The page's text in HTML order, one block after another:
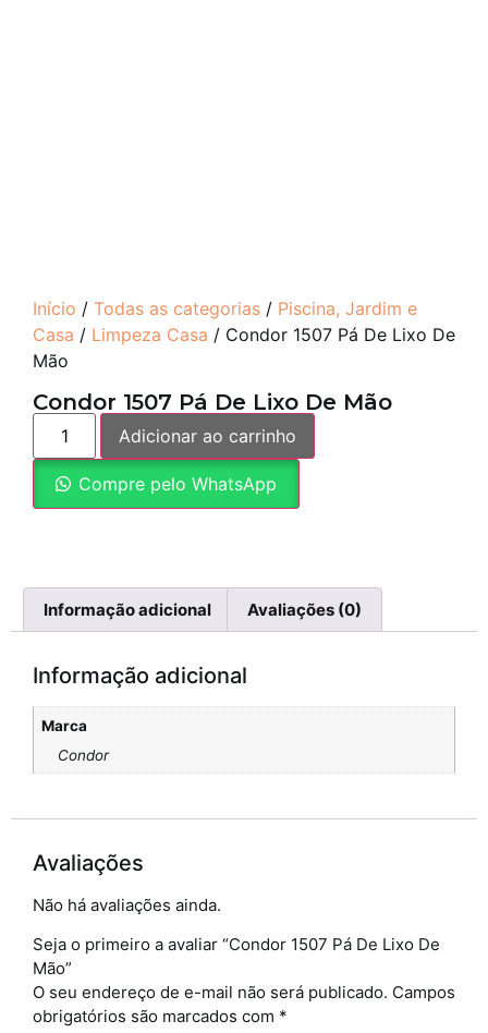
Início / Todas as categorias / Piscina, Jardim e
Casa / Limpeza Casa / Condor 1507 Pá De Lixo De
Mão
Condor 1507 Pá De Lixo De Mão
Adicionar ao carrinho
Compre pelo WhatsApp
Informação adicional Avaliações (0)
Informação adicional
Marca
Condor
Avaliações
Não há avaliações ainda.
Seja o primeiro a avaliar “Condor 1507 Pá De Lixo De
Mão”
O seu endereço de e-mail não será publicado. Campos
obrigatórios são marcados com *